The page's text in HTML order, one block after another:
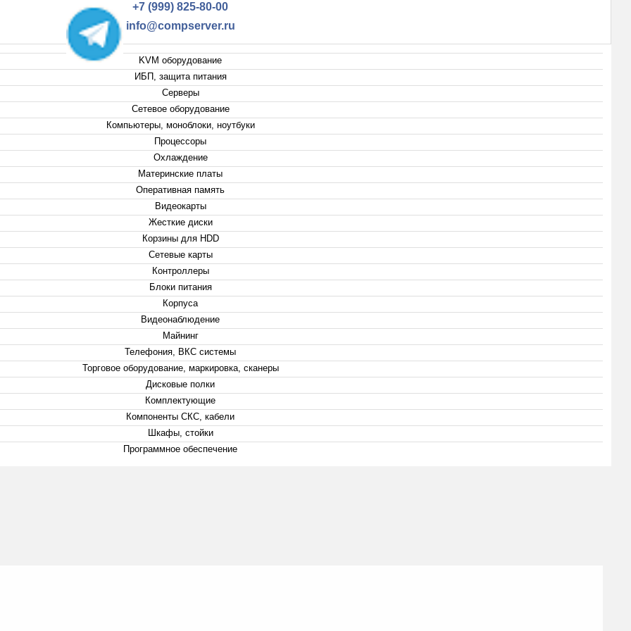
+7 (999) 825-80-00
info@compserver.ru
KVM оборудование
ИБП, защита питания
Серверы
Сетевое оборудование
Компьютеры, моноблоки, ноутбуки
Процессоры
Охлаждение
Материнские платы
Оперативная память
Видеокарты
Жесткие диски
Корзины для HDD
Сетевые карты
Контроллеры
Блоки питания
Корпуса
Видеонаблюдение
Майнинг
Телефония, ВКС системы
Торговое оборудование, маркировка, сканеры
Дисковые полки
Комплектующие
Компоненты СКС, кабели
Шкафы, стойки
Программное обеспечение